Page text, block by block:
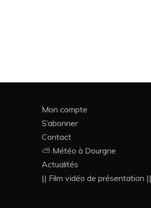
Mon compte
S’abonner
Contact
⛅ Météo à Dourgne
Actualités
|| Film vidéo de présentation ||